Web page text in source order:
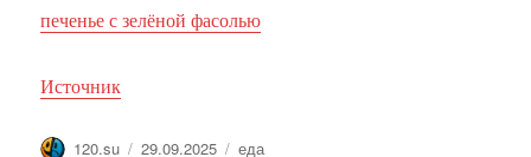
печенье с зелёной фасолью
Источник
Автор
120.su Опубликовано
29.09.2025 Метки
еда